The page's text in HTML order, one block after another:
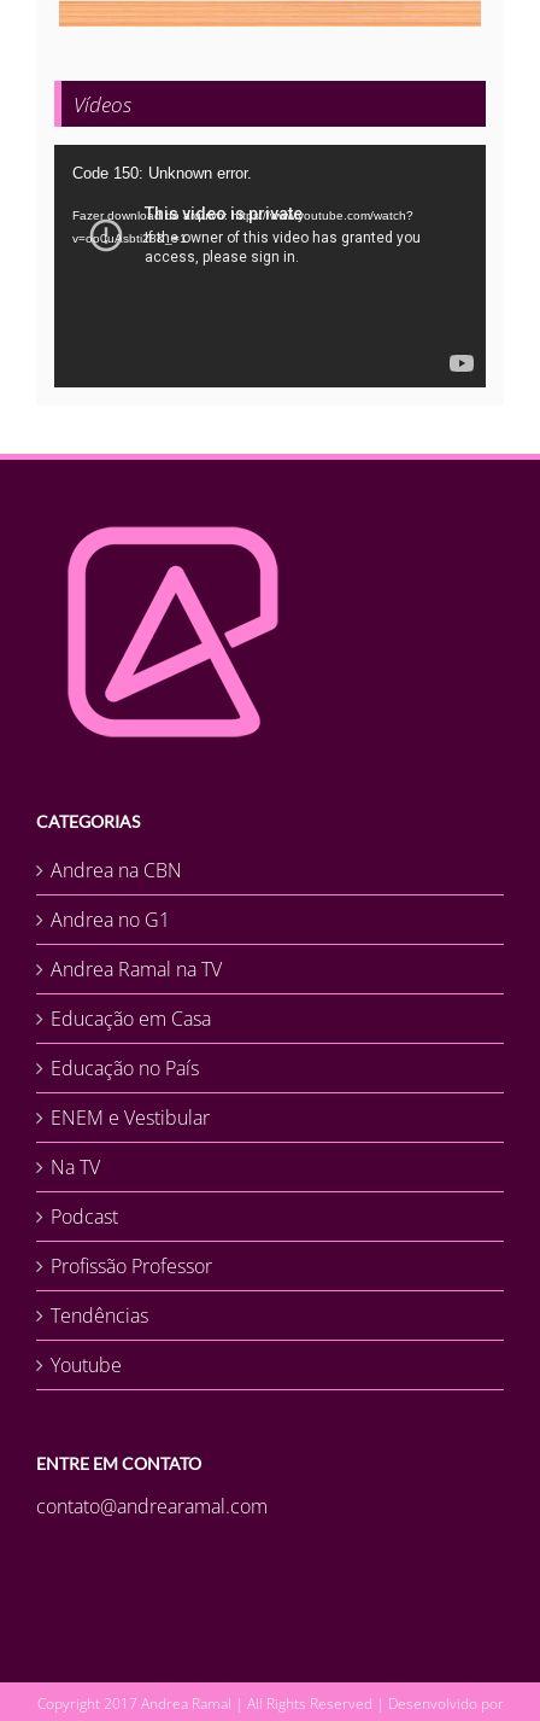
Vídeos
Tocador
vídeo
Code 150: Unknown error.
Fazer download do arquivo: https://www.youtube.com/watch?
v=oo0uAsbti28&_=1
CATEGORIAS
Andrea na CBN
Andrea no G1
Andrea Ramal na TV
Educação em Casa
Educação no País
ENEM e Vestibular
Na TV
Podcast
Profissão Professor
Tendências
Youtube
ENTRE EM CONTATO
contato@andrearamal.com
Copyright 2017 Andrea Ramal | All Rights Reserved | Desenvolvido por